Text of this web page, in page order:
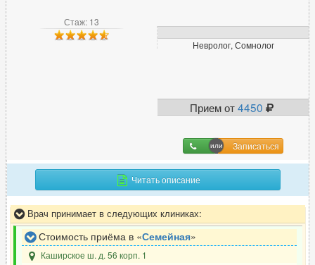
Стаж: 13
Невролог, Сомнолог
Прием от4450
Записаться
Читать описание
Врач принимает в следующих клиниках:
Стоимость приёма в «Семейная»
Каширское ш. д. 56 корп. 1